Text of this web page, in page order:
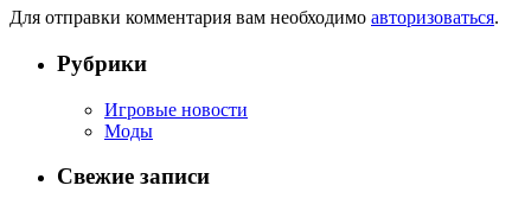
Для отправки комментария вам необходимо авторизоваться.
Рубрики
Игровые новости
Моды
Свежие записи